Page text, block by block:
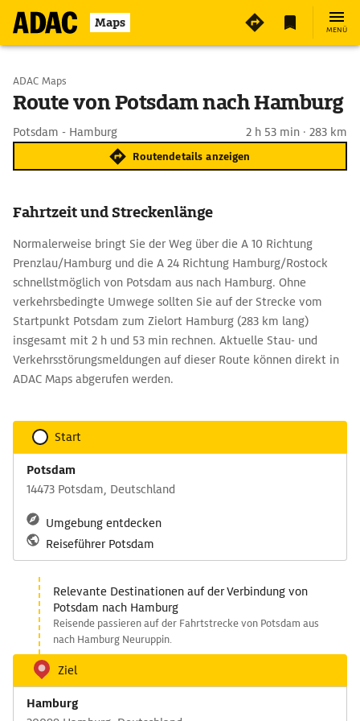
Maps MENÜ
Start wählen
ADAC Maps
Route von Potsdam nach Hamburg
Potsdam - Hamburg 2 h 53 min · 283 km
Routendetails anzeigen
Fahrtzeit und Streckenlänge
Normalerweise bringt Sie der Weg über die A 10 Richtung
Prenzlau/Hamburg und die A 24 Richtung Hamburg/Rostock
schnellstmöglich von Potsdam aus nach Hamburg. Ohne
verkehrsbedingte Umwege sollten Sie auf der Strecke vom
Startpunkt Potsdam zum Zielort Hamburg (283 km lang)
insgesamt mit 2 h und 53 min rechnen. Aktuelle Stau- und
Verkehrsstörungsmeldungen auf dieser Route können direkt in
ADAC Maps abgerufen werden.
Start
Potsdam
14473 Potsdam, Deutschland
Umgebung entdecken
Reiseführer Potsdam
Relevante Destinationen auf der Verbindung von
Potsdam nach Hamburg
Reisende passieren auf der Fahrtstrecke von Potsdam aus
nach Hamburg Neuruppin.
Ziel
Hamburg